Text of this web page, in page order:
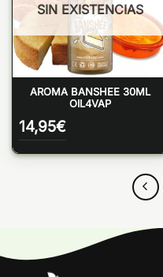
SIN EXISTENCIAS
AROMA BANSHEE 30ML
OIL4VAP
14,95€